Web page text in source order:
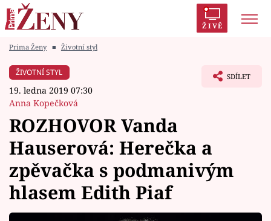
ŽIVĚ
Módní alarm
Témata
Celebrity
Vztahy
Prima Ženy ■ Životní styl
ŽIVOTNÍ STYL
19. ledna 2019 07:30
Anna Kopečková
SDÍLET
ROZHOVOR Vanda
Hauserová: Herečka a
zpěvačka s podmanivým
hlasem Edith Piaf